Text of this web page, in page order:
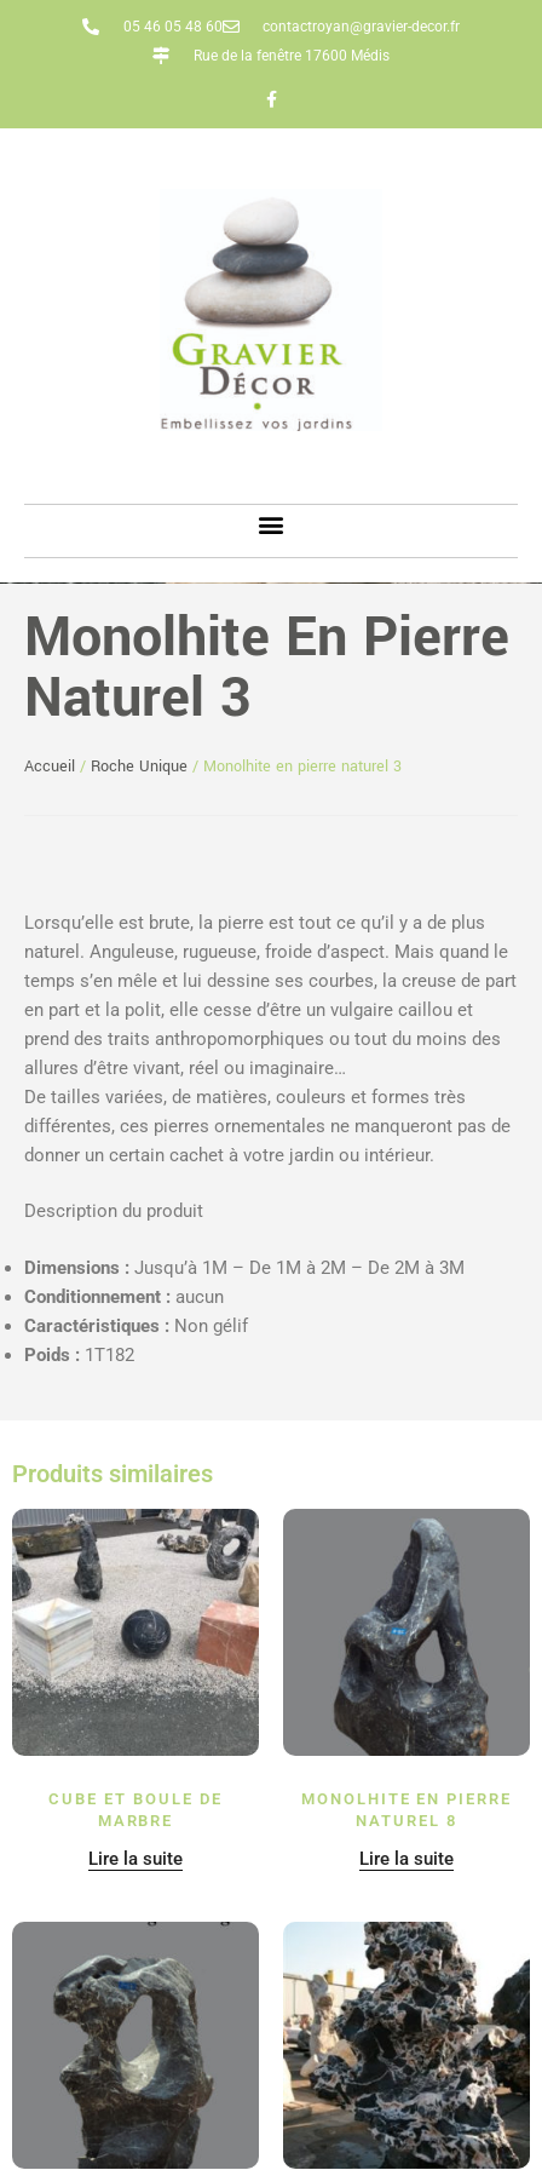
05 46 05 48 60
contactroyan@gravier-decor.fr
Rue de la fenêtre 17600 Médis
Monolhite En Pierre
Naturel 3
Accueil / Roche Unique / Monolhite en pierre naturel 3
Lorsqu’elle est brute, la pierre est tout ce qu’il y a de plus
naturel. Anguleuse, rugueuse, froide d’aspect. Mais quand le
temps s’en mêle et lui dessine ses courbes, la creuse de part
en part et la polit, elle cesse d’être un vulgaire caillou et
prend des traits anthropomorphiques ou tout du moins des
allures d’être vivant, réel ou imaginaire…
De tailles variées, de matières, couleurs et formes très
différentes, ces pierres ornementales ne manqueront pas de
donner un certain cachet à votre jardin ou intérieur.
Description du produit
Dimensions : Jusqu’à 1M – De 1M à 2M – De 2M à 3M
Conditionnement : aucun
Caractéristiques : Non gélif
Poids : 1T182
Produits similaires
CUBE ET BOULE DE
MARBRE
Lire la suite
MONOLHITE EN PIERRE
NATUREL 8
Lire la suite